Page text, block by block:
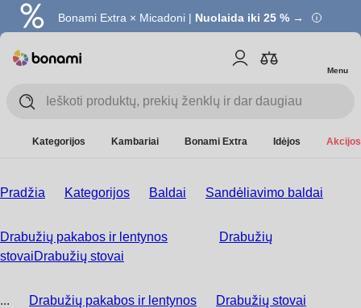
Bonami Extra × Micadoni | Nuolaida iki 25 % →
Menu
Kategorijos Kambariai Bonami Extra Idėjos
Pradžia Kategorijos Baldai Sandėliavimo baldai
Drabužių pakabos ir lentynos
Drabužių
stovaiDrabužių stovai
... Drabužių pakabos ir lentynos Drabužių stovai